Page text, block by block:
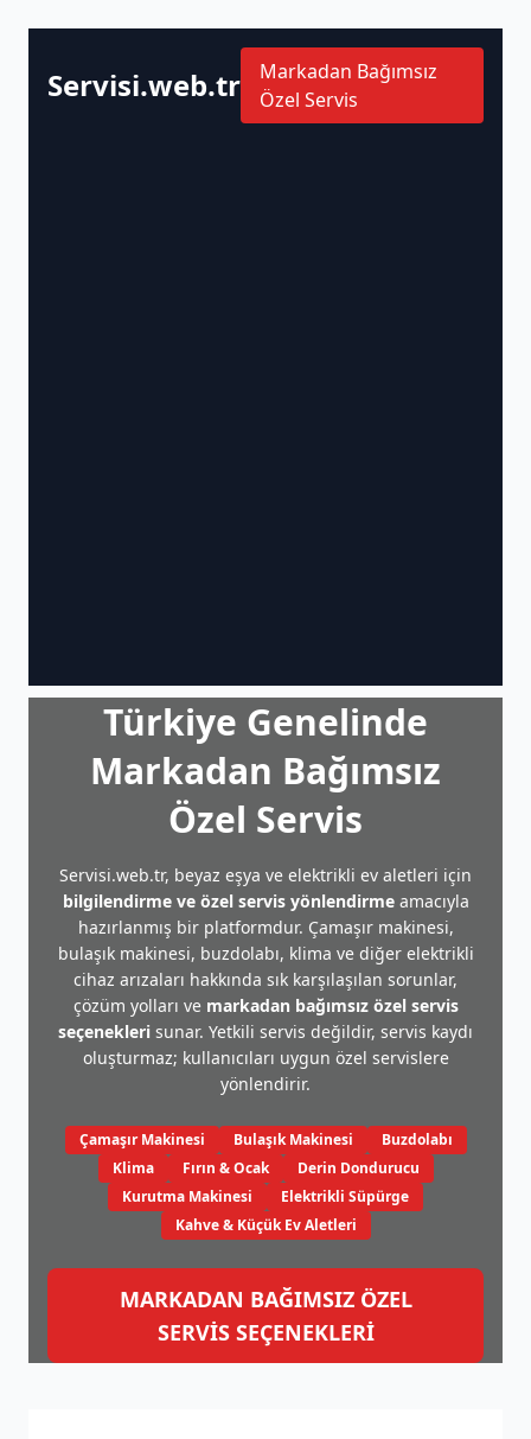
Servisi.web.tr
Markadan Bağımsız
Özel Servis
Türkiye Genelinde
Markadan Bağımsız
Özel Servis
Servisi.web.tr, beyaz eşya ve elektrikli ev aletleri için
bilgilendirme ve özel servis yönlendirmeamacıyla
hazırlanmış bir platformdur. Çamaşır makinesi,
bulaşık makinesi, buzdolabı, klima ve diğer elektrikli
cihaz arızaları hakkında sık karşılaşılan sorunlar,
çözüm yolları ve markadan bağımsız özel servis
seçenekleri sunar. Yetkili servis değildir, servis kaydı
oluşturmaz; kullanıcıları uygun özel servislere
yönlendirir.
Çamaşır Makinesi Bulaşık Makinesi
Buzdolabı
Klima
Fırın & Ocak
Derin Dondurucu
Kurutma Makinesi
Elektrikli Süpürge
Kahve & Küçük Ev Aletleri
MARKADAN BAĞIMSIZ ÖZEL
SERVİS SEÇENEKLERİ